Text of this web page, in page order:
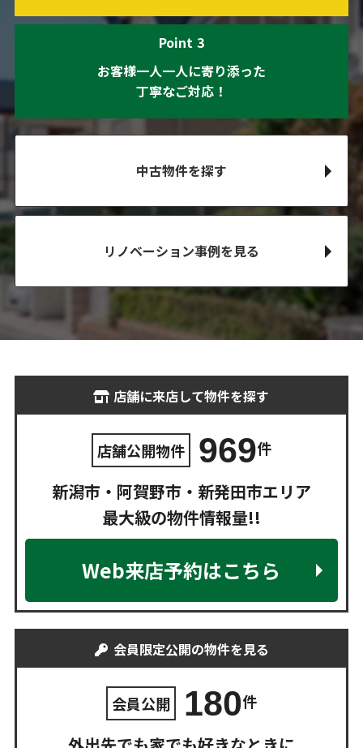
Point 3
お客様一人一人に寄り添った
丁寧なご対応！
中古物件を探す
リノベーション事例を見る
店舗に来店して物件を探す
店舗公開物件 969件
新潟市・阿賀野市・新発田市エリア
最大級の物件情報量!!
Web来店予約はこちら
会員限定公開の物件を見る
会員公開 180件